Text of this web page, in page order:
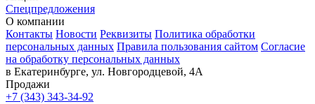
Спецпредложения
О компании
Контакты Новости Реквизиты Политика обработки
персональных данных Правила пользования сайтом Согласие
на обработку персональных данных
в Екатеринбурге, ул. Новгородцевой, 4А
Продажи
+7 (343) 343-34-92